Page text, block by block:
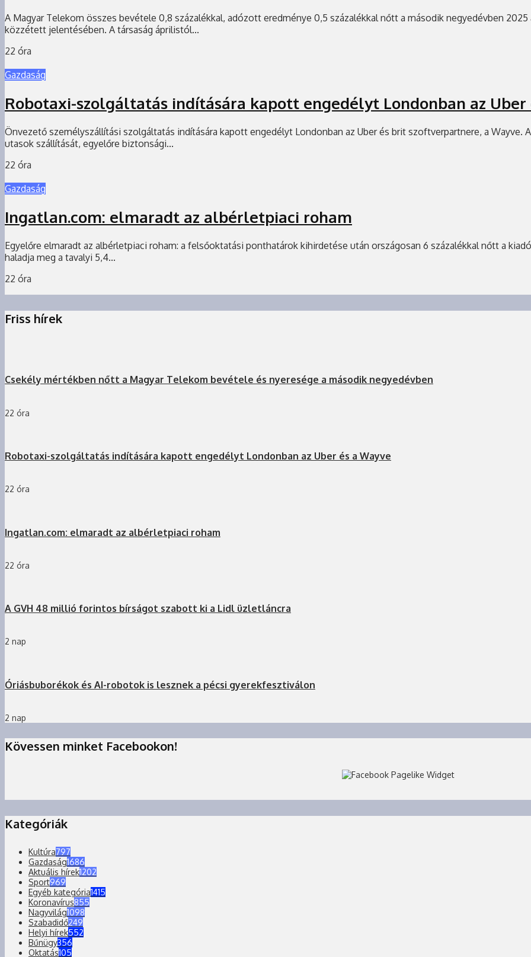
A Magyar Telekom összes bevétele 0,8 százalékkal, adózott eredménye 0,5 százalékkal nőtt a második negyedévben
közzétett jelentésében. A társaság áprilistól...
22 óra
Gazdaság
Robotaxi-szolgáltatás indítására kapott engedélyt Londonban az Uber
Önvezető személyszállítási szolgáltatás indítására kapott engedélyt Londonban az Uber és brit szoftverpartnere, a Wayve.
utasok szállítását, egyelőre biztonsági...
22 óra
Gazdaság
Ingatlan.com: elmaradt az albérletpiaci roham
Egyelőre elmaradt az albérletpiaci roham: a felsőoktatási ponthatárok kihirdetése után országosan 6 százalékkal nőtt a
haladja meg a tavalyi 5,4...
22 óra
Friss hírek
Csekély mértékben nőtt a Magyar Telekom bevétele és nyeresége a második negyedévben
22 óra
Robotaxi-szolgáltatás indítására kapott engedélyt Londonban az Uber és a Wayve
22 óra
Ingatlan.com: elmaradt az albérletpiaci roham
22 óra
A GVH 48 millió forintos bírságot szabott ki a Lidl üzletláncra
2 nap
Óriásbuborékok és AI-robotok is lesznek a pécsi gyerekfesztiválon
2 nap
Kövessen minket Facebookon!
Kategóriák
Kultúra797
Gazdaság1686
Aktuális hírek1202
Sport969
Egyéb kategória1415
Koronavírus855
Nagyvilág1098
Szabadidő249
Helyi hírek552
Bűnügy356
Oktatás105